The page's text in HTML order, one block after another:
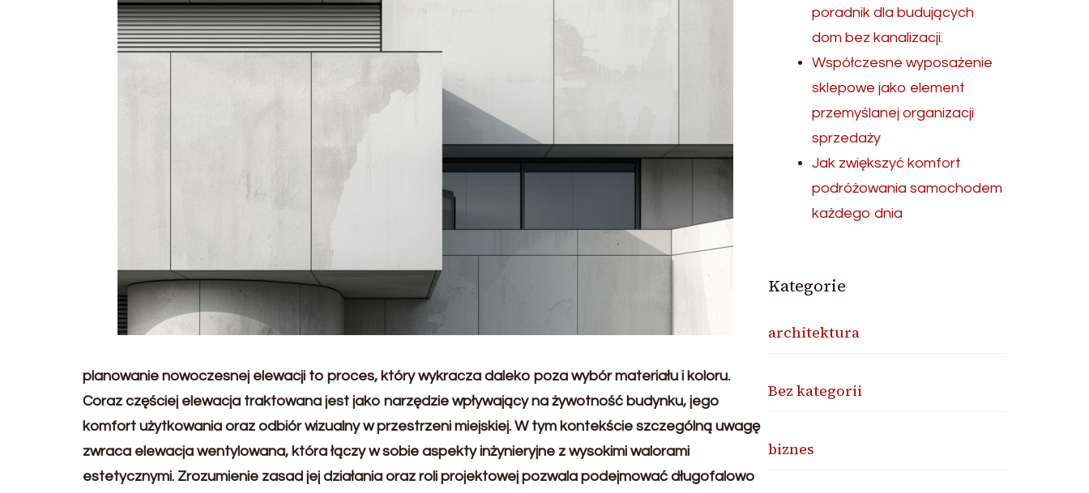
planowanie nowoczesnej elewacji to proces, który wykracza daleko poza wybór materiału i koloru.
Coraz częściej elewacja traktowana jest jako narzędzie wpływający na żywotność budynku, jego
komfort użytkowania oraz odbiór wizualny w przestrzeni miejskiej. W tym kontekście szczególną uwagę
zwraca elewacja wentylowana, która łączy w sobie aspekty inżynieryjne z wysokimi walorami
estetycznymi. Zrozumienie zasad jej działania oraz roli projektowej pozwala podejmować długofalowo
poradnik dla budujących
dom bez kanalizacji.
Współczesne wyposażenie
sklepowe jako element
przemyślanej organizacji
sprzedaży
Jak zwiększyć komfort
podróżowania samochodem
każdego dnia
Kategorie
architektura
Bez kategorii
biznes